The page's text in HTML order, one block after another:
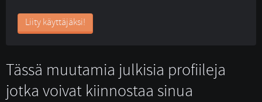
Liity käyttäjäksi!
Tässä muutamia julkisia profiileja
jotka voivat kiinnostaa sinua